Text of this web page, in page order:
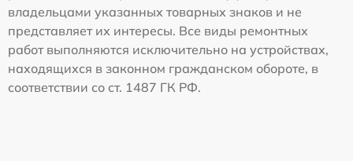
владельцами указанных товарных знаков и не
представляет их интересы. Все виды ремонтных
работ выполняются исключительно на устройствах,
находящихся в законном гражданском обороте, в
соответствии со ст. 1487 ГК РФ.